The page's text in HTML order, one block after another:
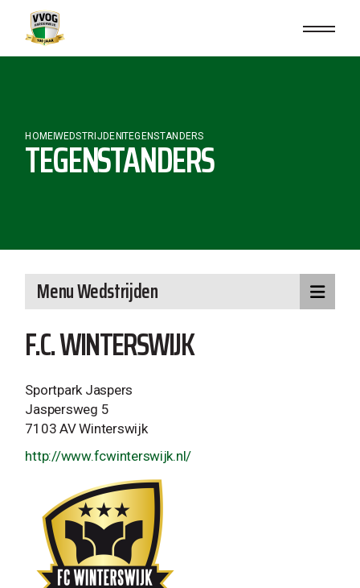
content
HOMEWEDSTRIJDEN TEGENSTANDERS
TEGENSTANDERS
F.C. WINTERSWIJK
Sportpark Jaspers
Jaspersweg 5
7103 AV Winterswijk
http://www.fcwinterswijk.nl/
Menu Wedstrijden